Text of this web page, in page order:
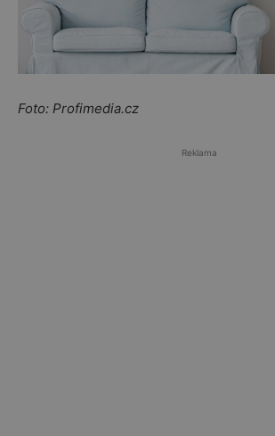
Foto: Profimedia.cz
Reklama